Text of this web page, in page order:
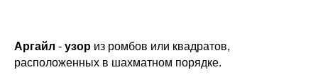
Аргайл - узор из ромбов или квадратов,
расположенных в шахматном порядке.